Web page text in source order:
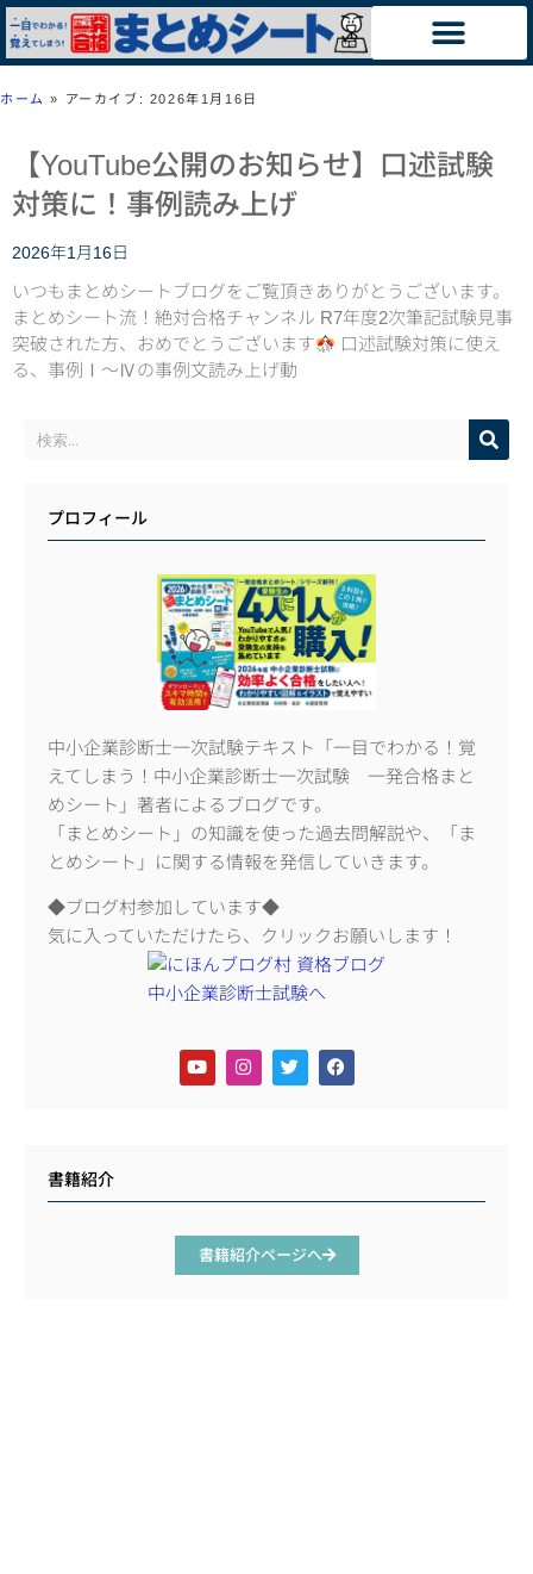
ホーム » アーカイブ: 2026年1月16日
【YouTube公開のお知らせ】口述試験
対策に！事例読み上げ
2026年1月16日
いつもまとめシートブログをご覧頂きありがとうございます。
まとめシート流！絶対合格チャンネル R7年度2次筆記試験見事
突破された方、おめでとうございます
口述試験対策に使え
る、事例Ⅰ～Ⅳの事例文読み上げ動
プロフィール
中小企業診断士一次試験テキスト「一目でわかる！覚
えてしまう！中小企業診断士一次試験 一発合格まと
めシート」著者によるブログです。
「まとめシート」の知識を使った過去問解説や、「ま
とめシート」に関する情報を発信していきます。
◆ブログ村参加しています◆
気に入っていただけたら、クリックお願いします！
書籍紹介
書籍紹介ページへ